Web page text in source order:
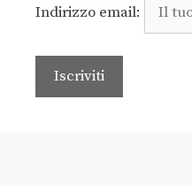
Indirizzo email: